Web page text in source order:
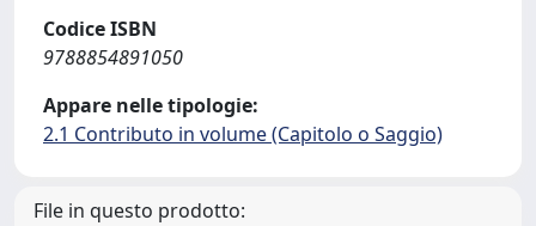
Codice ISBN
9788854891050
Appare nelle tipologie:
2.1 Contributo in volume (Capitolo o Saggio)
File in questo prodotto: